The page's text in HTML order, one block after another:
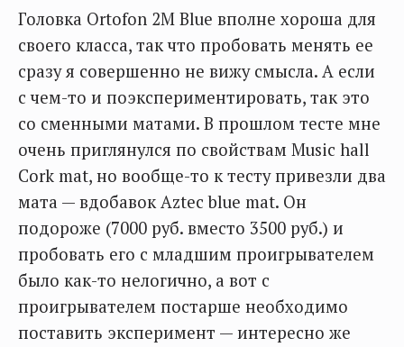
Головка Ortofon 2M Blue вполне хороша для
своего класса, так что пробовать менять ее
сразу я совершенно не вижу смысла. А если
с чем-то и поэкспериментировать, так это
со сменными матами. В прошлом тесте мне
очень приглянулся по свойствам Music hall
Cork mat, но вообще-то к тесту привезли два
мата — вдобавок Aztec blue mat. Он
подороже (7000 руб. вместо 3500 руб.) и
пробовать его с младшим проигрывателем
было как-то нелогично, а вот с
проигрывателем постарше необходимо
поставить эксперимент — интересно же